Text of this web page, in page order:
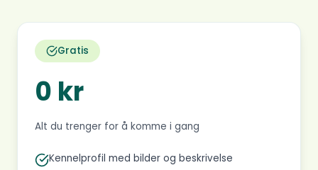
Gratis
0 kr
Alt du trenger for å komme i gang
Kennelprofil med bilder og beskrivelse